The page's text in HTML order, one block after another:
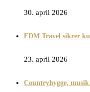
30. april 2026
FDM Travel sikrer
23. april 2026
Countryhygge,